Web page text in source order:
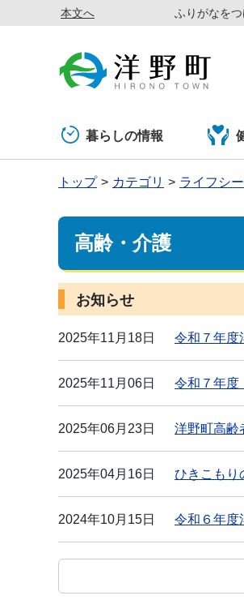
本文へ ふりがなをつ
暮らしの情報
トップ カテゴリ ライフシ
高齢・介護
お知らせ
2025年11月18日 令和７年度
2025年11月06日 令和７年
2025年06月23日 洋野町高齢
2025年04月16日 ひきこもり
2024年10月15日 令和６年度